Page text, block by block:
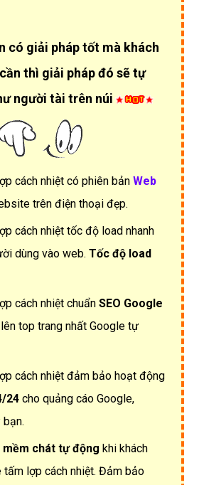
có giải pháp tốt mà khách
thì giải pháp đó sẽ tự
người tài trên núi
cách nhiệt có phiên bản Web
trên điện thoại đẹp.
cách nhiệt tốc độ load nhanh
dùng vào web. Tốc độ load
cách nhiệt chuẩn SEO Google
lên top trang nhất Google tự
cách nhiệt đảm bảo hoạt động
24 cho quảng cáo Google,
mềm chát tự động khi khách
tấm lợp cách nhiệt. Đảm bảo